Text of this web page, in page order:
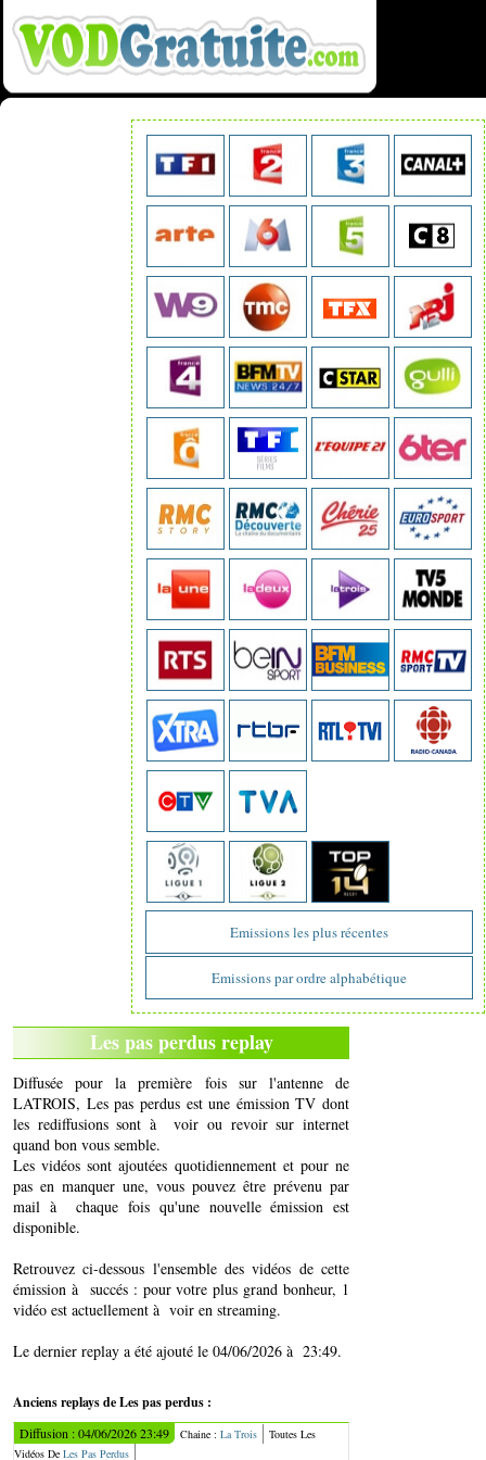
Emissions les plus récentes
Emissions par ordre alphabétique
Les pas perdus replay
Diffusée pour la première fois sur l'antenne de
LATROIS, Les pas perdus est une émission TV dont
les rediffusions sont à voir ou revoir sur internet
quand bon vous semble.
Les vidéos sont ajoutées quotidiennement et pour ne
pas en manquer une, vous pouvez être prévenu par
mail à chaque fois qu'une nouvelle émission est
disponible.
Retrouvez ci-dessous l'ensemble des vidéos de cette
émission à succés : pour votre plus grand bonheur, 1
vidéo est actuellement à voir en streaming.
Le dernier replay a été ajouté le 04/06/2026 à 23:49.
Anciens replays de Les pas perdus :
Diffusion : 04/06/2026 23:49 Chaine : La Trois
Toutes Les
Vidéos De Les Pas Perdus